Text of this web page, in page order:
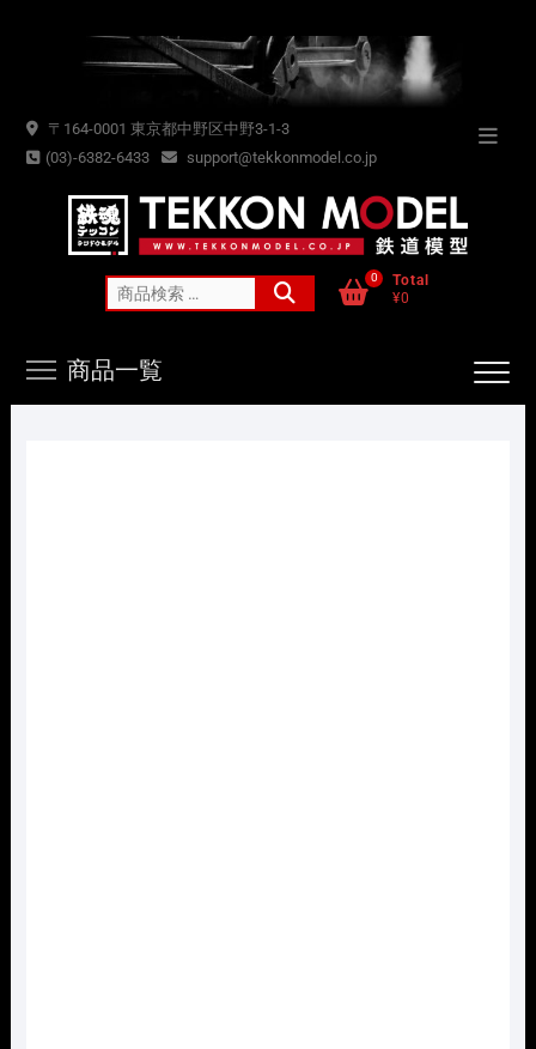
〒164-0001 東京都中野区中野3-1-3
(03)-6382-6433
support@tekkonmodel.co.jp
索
0
Total
¥0
商品一覧